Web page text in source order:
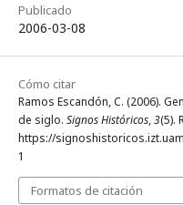
Publicado
2006-03-08
Cómo citar
Ramos Escandón, C. (2006).
de siglo. Signos Históricos,3(5).
https://
1
Formatos de citación